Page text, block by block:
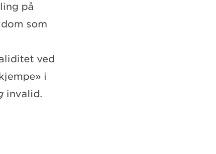
på
som
ved
i
invalid.